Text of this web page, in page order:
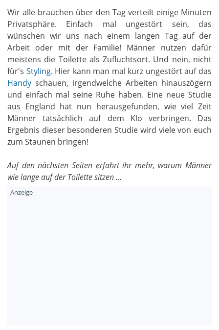
Wir alle brauchen über den Tag verteilt einige Minuten
Privatsphäre. Einfach mal ungestört sein, das
wünschen wir uns nach einem langen Tag auf der
Arbeit oder mit der Familie! Männer nutzen dafür
meistens die Toilette als Zufluchtsort. Und nein, nicht
für's Styling. Hier kann man mal kurz ungestört auf das
Handy schauen, irgendwelche Arbeiten hinauszögern
und einfach mal seine Ruhe haben. Eine neue Studie
aus England hat nun herausgefunden, wie viel Zeit
Männer tatsächlich auf dem Klo verbringen. Das
Ergebnis dieser besonderen Studie wird viele von euch
zum Staunen bringen!
Auf den nächsten Seiten erfahrt ihr mehr, warum Männer
wie lange auf der Toilette sitzen ...